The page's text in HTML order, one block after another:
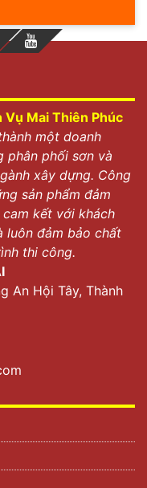
Vụ Mai Thiên Phúc
một doanh
phân phối sơn và
xây dựng. Công
sản phẩm đảm
kết với khách
luôn đảm bảo chất
thi công.
An Hội Tây, Thành